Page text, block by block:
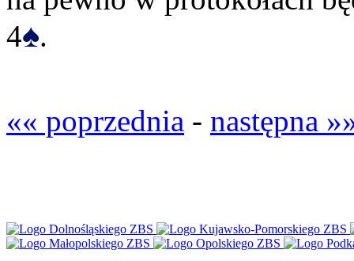
4♠.
«« poprzednia - następna